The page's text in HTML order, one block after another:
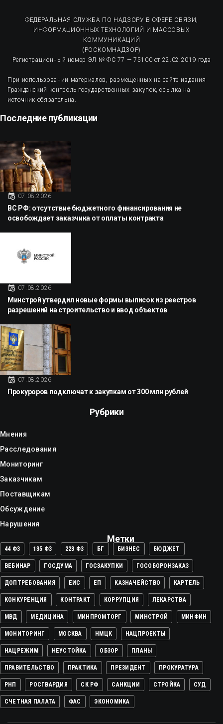
ФЕДЕРАЛЬНАЯ СЛУЖБА ПО НАДЗОРУ В СФЕРЕ СВЯЗИ,
ИНФОРМАЦИОННЫХ ТЕХНОЛОГИЙ И МАССОВЫХ
КОММУНИКАЦИЙ
(РОСКОМНАДЗОР)
Регистрационный номер ЭЛ № ФС 77 — 75100 от 22.02.2019 года
При использовании материалов, размещенных на сайте издания
Гражданский контроль государственных закупок, ссылка на
источник обязательна.
Последние публикации
07.08.2026
ВС РФ: отсутствие бюджетного финансирования не
освобождает заказчика от оплаты контракта
07.08.2026
Минстрой утвердил новые формы выписок из реестров
разрешений на строительство и ввод объектов
07.08.2026
Прокуроров подключат к закупкам от 300 млн рублей
Рубрики
Мнения
Расследования
Мониторинг
Заказчикам
Поставщикам
Обсуждение
Нарушения
Метки
44 ФЗ 135 ФЗ 223 ФЗ БГ БИЗНЕС БЮДЖЕТ
ВЕБИНАР ГОСДУМА ГОСЗАКУПКИ ГОСОБОРОНЗАКАЗ
ДОПТРЕБОВАНИЯ ЕИС ЕП КАЗНАЧЕЙСТВО КАРТЕЛЬ
КОНКУРЕНЦИЯ КОНТРАКТ КОРРУПЦИЯ ЛЕКАРСТВА
МВД МЕДИЦИНА МИНПРОМТОРГ МИНСТРОЙ МИНФИН
МОНИТОРИНГ МОСКВА НМЦК НАЦПРОЕКТЫ
НАЦРЕЖИМ НЕУСТОЙКА ОБЗОР ПЛАНЫ
ПРАВИТЕЛЬСТВО ПРАКТИКА ПРЕЗИДЕНТ ПРОКУРАТУРА
РНП РОСГВАРДИЯ СК РФ САНКЦИИ СТРОЙКА СУД
СЧЕТНАЯ ПАЛАТА ФАС ЭКОНОМИКА